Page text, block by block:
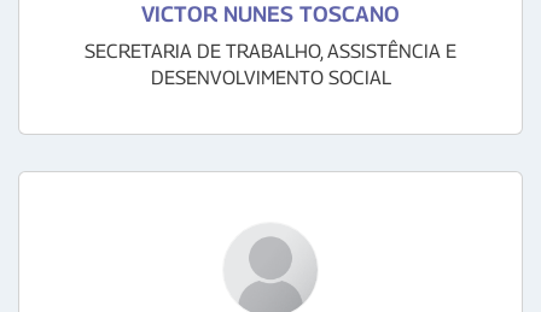
VICTOR NUNES TOSCANO
SECRETARIA DE TRABALHO, ASSISTÊNCIA E
DESENVOLVIMENTO SOCIAL